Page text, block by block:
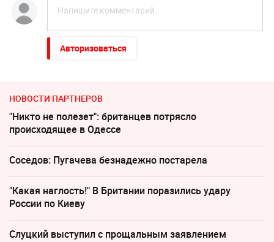
Авторизоваться
НОВОСТИ ПАРТНЕРОВ
"Никто не полезет": британцев потрясло
происходящее в Одессе
Соседов: Пугачева безнадежно постарела
"Какая наглость!" В Британии поразились удару
России по Киеву
Слуцкий выступил с прощальным заявлением